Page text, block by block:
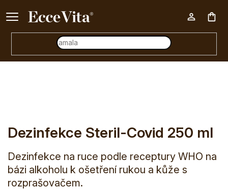
Ke každému nákupu nad 500 Kč dárek zdarma 📦
E-shop Kosmetika Péče o ruce Dezinfekce Steril-
Dezinfekce Steril-Covid 250 ml
Dezinfekce na ruce podle receptury WHO na
bázi alkoholu k ošetření rukou a kůže s
rozprašovačem.